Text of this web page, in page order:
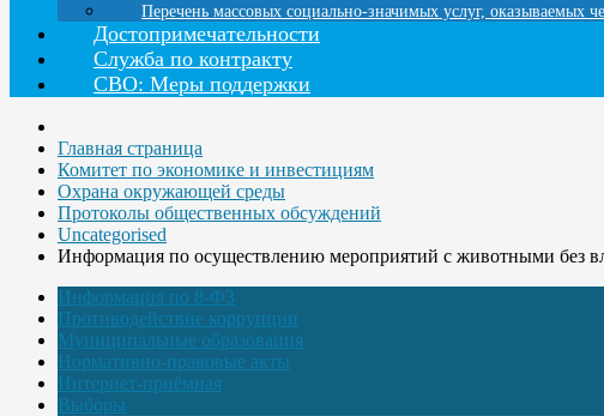
Перечень массовых социально-значимых услуг, оказываемых
Достопримечательности
Служба по контракту
СВО: Меры поддержки
Главная страница
Комитет по экономике и инвестициям
Охрана окружающей среды
Протоколы общественных обсуждений
Uncategorised
Информация по осуществлению мероприятий с животными без
Информация по 8-ФЗ
Противодействие коррупции
Муниципальные образования
Нормативно-правовые акты
Интернет-приёмная
Выборы